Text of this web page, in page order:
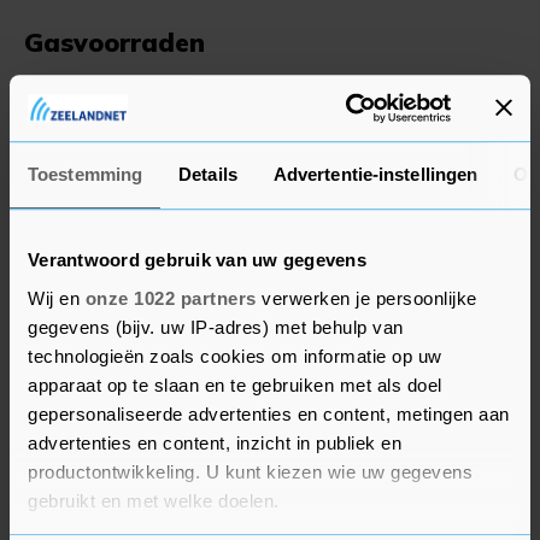
Toestemming Details Advertentie-instellingen
Verantwoord gebruik van uw gegevens
Wij en onze 1022 partners verwerken je persoonlijke
gegevens (bijv. uw IP-adres) met behulp van
technologieën zoals cookies om informatie op uw
apparaat op te slaan en te gebruiken met als doel
gepersonaliseerde advertenties en content, metingen aan
advertenties en content, inzicht in publiek en
productontwikkeling. U kunt kiezen wie uw gegevens
gebruikt en met welke doelen.
Gasvoorraden
De Europese landen voeren een race tegen de
klok om de gasvoorraden voor de winter bij te
vullen. Inmiddels zit de gasopslag voor 72
procent vol. Dat is iets meer dan het gemiddelde
opslagniveau van 70 procent in de afgelopen vijf
jaar. De Europese landen importeren onder
andere veel meer vloeibaar gemaakt aardgas
(lng) om de afgeknepen Russische gasleveringen
op te vangen.
Het Russische staatsgasbedrijf Gazprom
schroefde in juli de leveringen aan Duitsland via
de pijpleiding Nord Stream 1 terug naar 20
procent van de capaciteit. Dat komt volgens het